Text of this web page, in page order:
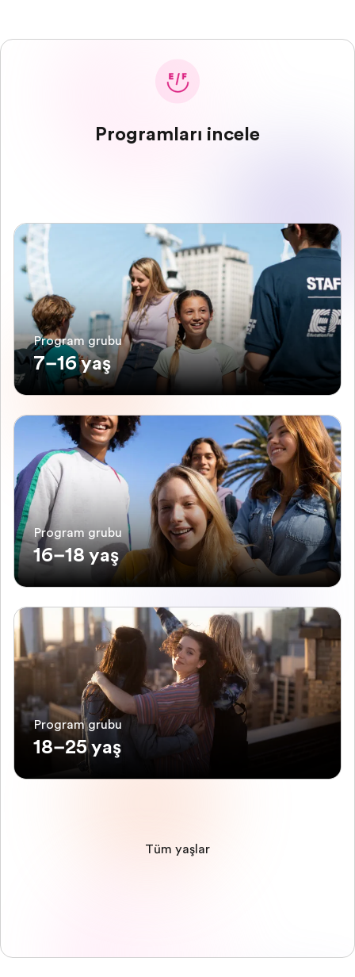
Programları incele
Program grubu
7–16 yaş
Program grubu
16–18 yaş
Program grubu
18–25 yaş
Tüm yaşlar